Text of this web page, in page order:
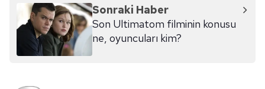
Sonraki Haber
Son Ultimatom filminin konusu
ne, oyuncuları kim?